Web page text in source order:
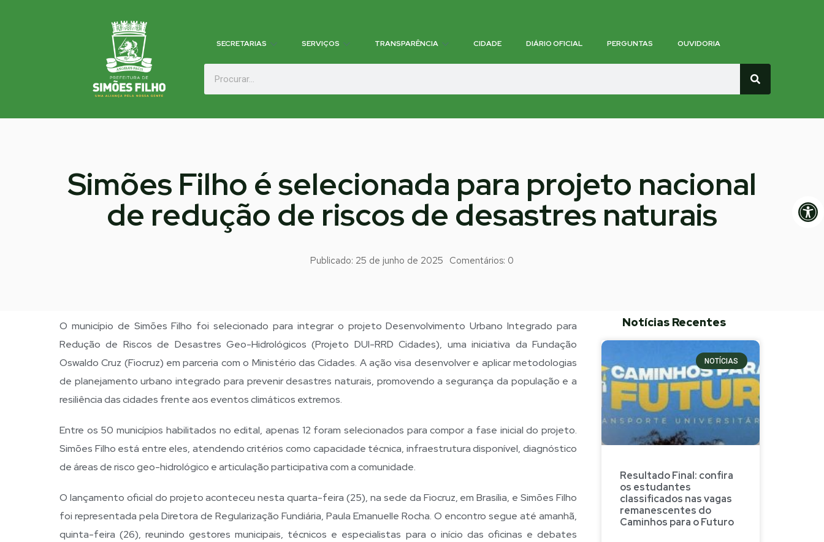
SECRETARIAS SERVIÇOS TRANSPARÊNCIA CIDADE DIÁRIO OFICIAL PERGUNTAS OUVIDORIA
Simões Filho é selecionada para projeto nacional
de redução de riscos de desastres naturais
Publicado: 25 de junho de 2025 Comentários: 0
O município de Simões Filho foi selecionado para integrar o projeto Desenvolvimento Urbano Integrado para
Redução de Riscos de Desastres Geo-Hidrológicos (Projeto DUI-RRD Cidades), uma iniciativa da Fundação
Oswaldo Cruz (Fiocruz) em parceria com o Ministério das Cidades. A ação visa desenvolver e aplicar metodologias
de planejamento urbano integrado para prevenir desastres naturais, promovendo a segurança da população e a
resiliência das cidades frente aos eventos climáticos extremos.
Entre os 50 municípios habilitados no edital, apenas 12 foram selecionados para compor a fase inicial do projeto.
Simões Filho está entre eles, atendendo critérios como capacidade técnica, infraestrutura disponível, diagnóstico
de áreas de risco geo-hidrológico e articulação participativa com a comunidade.
O lançamento oficial do projeto aconteceu nesta quarta-feira (25), na sede da Fiocruz, em Brasília, e Simões Filho
foi representada pela Diretora de Regularização Fundiária, Paula Emanuelle Rocha. O encontro segue até amanhã,
quinta-feira (26), reunindo gestores municipais, técnicos e especialistas para o início das oficinas e debates
Notícias Recentes
NOTÍCIAS
Resultado Final: confira
os estudantes
classificados nas vagas
remanescentes do
Caminhos para o Futuro